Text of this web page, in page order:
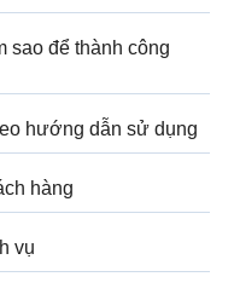
sao để thành công
hướng dẫn sử dụng
hàng
vụ